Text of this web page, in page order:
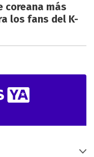
coreana más
los fans del K-